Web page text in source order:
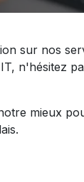
sur nos
n'hésitez
mieux